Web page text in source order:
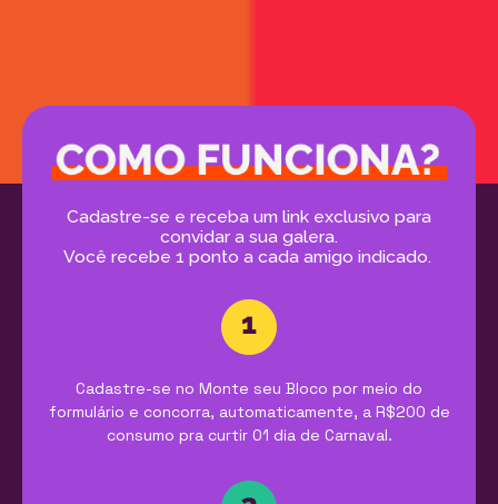
Cadastre-se e receba um link exclusivo para
convidar a sua galera.
Você recebe 1 ponto a cada amigo indicado.
Cadastre-se no Monte seu Bloco por meio do
formulário e concorra, automaticamente, a R$200 de
consumo pra curtir 01 dia de Carnaval.